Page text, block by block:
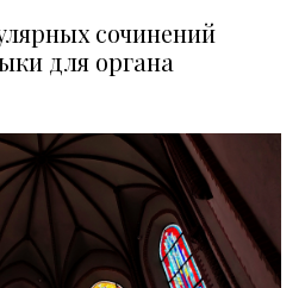
сочинений
для органа